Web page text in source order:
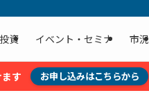
資 イベント・セミナ 市況
す お申し込みはこちらから